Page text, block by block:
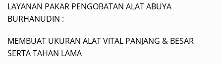
LAYANAN PAKAR PENGOBATAN ALAT ABUYA
BURHANUDIN :
MEMBUAT UKURAN ALAT VITAL PANJANG & BESAR
SERTA TAHAN LAMA